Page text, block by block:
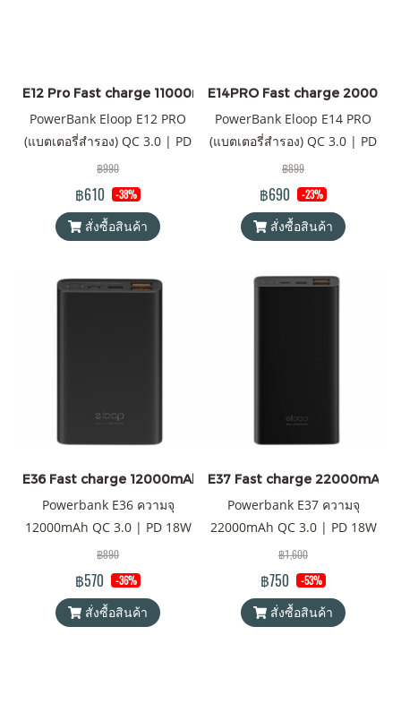
ออกแบบที่สวยหรู ความจุ
แบตเตอรี่ที่กำลังพอดี พกพาง่าน
ถือพอดีมือ สำหรับ E12 PRO จะ
ได้รับการเพิ่ม spec. จากเดิม
เป็น 1) กำลังไฟที่ 20W ซึ่งชาร์จ
เร็วขึ้นเป็นระบบ Fast Charge
PD 20W Q.C 3.0 2) เปลี่ยนจาก
Type-C ที่เป็น input และ
แสดงปริมาณคงเหลือของ
แบตเตอรี่ โดยรวมใครเห็นก็ต้อง
finishing touch ของสินค้ารุ่น
นี้ ทั้งลายเคฟล่า และลายไม้
ด้วยความที่สินค้ารุ่นนี้บางเรียบ
พกพาง่าย ใส่กระเป๋าสะพายได้
สบาย จึงเหมาะสำหรับใช้คน
เดียวมากกว่าแชร์กันใช้หลายๆ
คน ความจุของแบตเตอรี่นี้
E12 Pro Fast charge 11000mAh สีดำ
PowerBank Eloop E12 PRO
(แบตเตอรี่สำรอง) QC 3.0 | PD
20W ความจุ 11000mAh
Battery Pack PowerBank (พา
วเวอร์แบงค์) Orsen by Eloop
ของแท้ 100% ได้รับมาตรฐาน
เร็ว QC 3.0 PD 20W สามารถ
ใช้ได้กับ iPhone ทุก series
ช่องเดียวกัน) จุดเด่นของรุ่นนี้
ของ Eloop ไม่ว่าจะเป็นการ
ออกแบบที่สวยหรู ความจุ
แบตเตอรี่ที่กำลังพอดี พกพาง่าน
เป็น 1) กำลังไฟที่ 20W ซึ่งชาร์จ
เร็วขึ้นเป็นระบบ Fast Charge
฿990
฿610 -38%
สั่งซื้อสินค้า
E14PRO Fast charge
PowerBank Eloop E14 PRO
(แบตเตอรี่สำรอง) QC 3.0 | PD
20W ความจุ 20000mAh
Battery Pack PowerBank (พา
วเวอร์แบงค์) Orsen by Eloop
ของแท้ 100% ได้รับมาตรฐาน
powerbank & สายชาร์จ USB-
฿899
฿690 -23%
สั่งซื้อสินค้า
E36 Fast charge 12000mAh
Powerbank E36 ความจุ
12000mAh QC 3.0 | PD 18W
พาวเวอร์แบงค์ Eloop ของแท้
100% ได้รับมาตรฐาน
มอก.2879-2560 แถมฟรี! ซอง
ใส่ Power Bank และสายชาร์จ
฿890
฿570 -36%
สั่งซื้อสินค้า
E37 Fast charge 22000mAh
Powerbank E37 ความจุ
22000mAh QC 3.0 | PD 18W
พาวเวอร์แบงค์ Eloop ของแท้
100% ได้รับมาตรฐาน
มอก.2879-2560 แถมฟรี! ซอง
ใส่ Power Bank และสายชาร์จ
฿1,600
฿750 -53%
สั่งซื้อสินค้า